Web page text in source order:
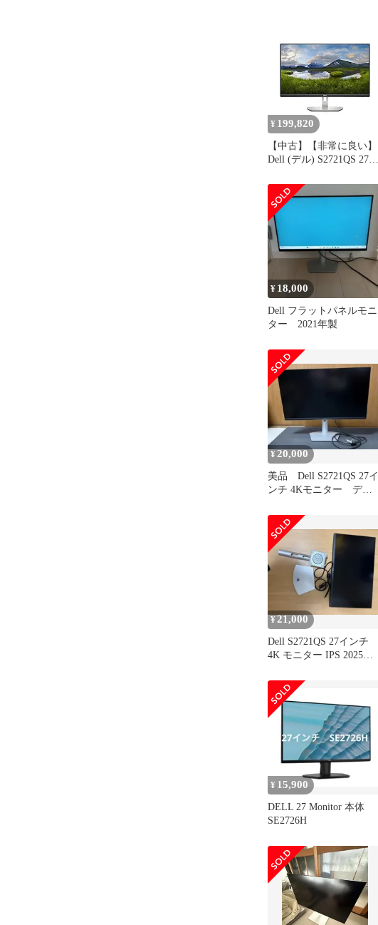
¥ 199,820
【中古】【非常に良い】
Dell (デル) S2721QS 27イ
ベゼルモニター AMD
FreeSync HDMI
DisplayPort VESA認定 シ
ルバー
¥ 18,000
Dell フラットパネルモニ
ター 2021年製
¥20,000
美品 Dell S2721QS 27イ
ンチ 4Kモニター デ
¥21,000
Dell S2721QS 27インチ
4K モニター IPS 2025年
¥ 15,900
DELL 27 Monitor 本体
SE2726H